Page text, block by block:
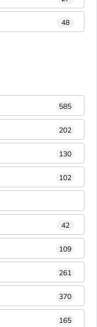
48
585
202
130
102
42
109
261
370
165